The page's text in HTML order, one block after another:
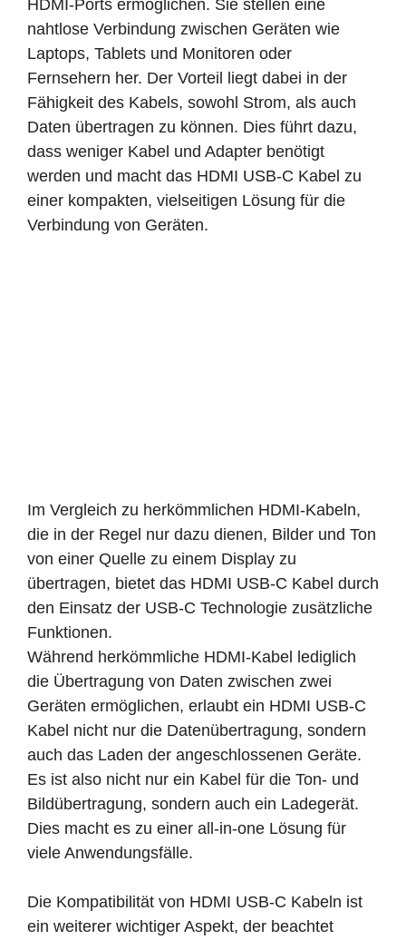
HDMI-Ports ermöglichen. Sie stellen eine
nahtlose Verbindung zwischen Geräten wie
Laptops, Tablets und Monitoren oder
Fernsehern her. Der Vorteil liegt dabei in der
Fähigkeit des Kabels, sowohl Strom, als auch
Daten übertragen zu können. Dies führt dazu,
dass weniger Kabel und Adapter benötigt
werden und macht das HDMI USB-C Kabel zu
einer kompakten, vielseitigen Lösung für die
Verbindung von Geräten.
Im Vergleich zu herkömmlichen HDMI-Kabeln,
die in der Regel nur dazu dienen, Bilder und Ton
von einer Quelle zu einem Display zu
übertragen, bietet das HDMI USB-C Kabel durch
den Einsatz der USB-C Technologie zusätzliche
Funktionen.
Während herkömmliche HDMI-Kabel lediglich
die Übertragung von Daten zwischen zwei
Geräten ermöglichen, erlaubt ein HDMI USB-C
Kabel nicht nur die Datenübertragung, sondern
auch das Laden der angeschlossenen Geräte.
Es ist also nicht nur ein Kabel für die Ton- und
Bildübertragung, sondern auch ein Ladegerät.
Dies macht es zu einer all-in-one Lösung für
viele Anwendungsfälle.
Die Kompatibilität von HDMI USB-C Kabeln ist
ein weiterer wichtiger Aspekt, der beachtet